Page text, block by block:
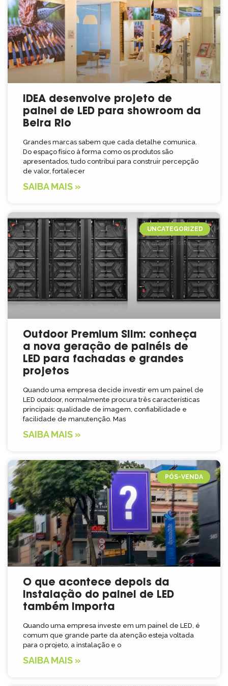
IDEA desenvolve projeto de
painel de LED para showroom da
Beira Rio
Grandes marcas sabem que cada detalhe comunica.
Do espaço físico à forma como os produtos são
apresentados, tudo contribui para construir percepção
de valor, fortalecer
SAIBA MAIS »
UNCATEGORIZED
Outdoor Premium Slim: conheça
a nova geração de painéis de
LED para fachadas e grandes
projetos
Quando uma empresa decide investir em um painel de
LED outdoor, normalmente procura três características
principais: qualidade de imagem, confiabilidade e
facilidade de manutenção. Mas
SAIBA MAIS »
PÓS-VENDA
O que acontece depois da
instalação do painel de LED
também importa
Quando uma empresa investe em um painel de LED, é
comum que grande parte da atenção esteja voltada
para o projeto, a instalação e o
SAIBA MAIS »